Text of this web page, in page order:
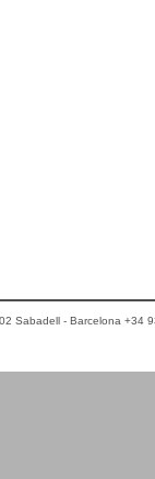
Sabadell - Barcelona +34